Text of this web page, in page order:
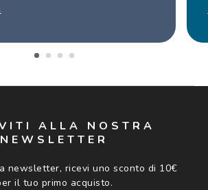
ALLA NOSTRA
NEWSLETTER
newsletter, ricevi uno sconto di 10€
il tuo primo acquisto.